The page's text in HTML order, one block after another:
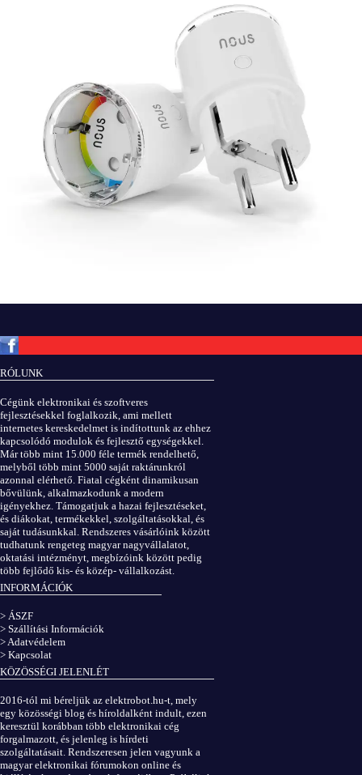
RÓLUNK
Cégünk elektronikai és szoftveres
fejlesztésekkel foglalkozik, ami mellett
internetes kereskedelmet is indítottunk az ehhez
kapcsolódó modulok és fejlesztő egységekkel.
Már több mint 15.000 féle termék rendelhető,
melyből több mint 5000 saját raktárunkról
azonnal elérhető. Fiatal cégként dinamikusan
bővülünk, alkalmazkodunk a modern
igényekhez. Támogatjuk a hazai fejlesztéseket,
és diákokat, termékekkel, szolgáltatásokkal, és
saját tudásunkkal. Rendszeres vásárlóink között
tudhatunk rengeteg magyar nagyvállalatot,
oktatási intézményt, megbízóink között pedig
több fejlődő kis- és közép- vállalkozást.
INFORMÁCIÓK
> ÁSZF
> Szállítási Információk
> Adatvédelem
> Kapcsolat
KÖZÖSSÉGI JELENLÉT
2016-tól mi béreljük az elektrobot.hu-t, mely
egy közösségi blog és híroldalként indult, ezen
keresztül korábban több elektronikai cég
forgalmazott, és jelenleg is hírdeti
szolgáltatásait. Rendszeresen jelen vagyunk a
magyar elektronikai fórumokon online és